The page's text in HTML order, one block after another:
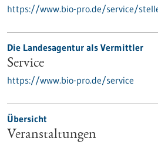
https://www.bio-pro.de/service/
Die Landesagentur als Vermittler
Service
https://www.bio-pro.de/service
Übersicht
Veranstaltungen